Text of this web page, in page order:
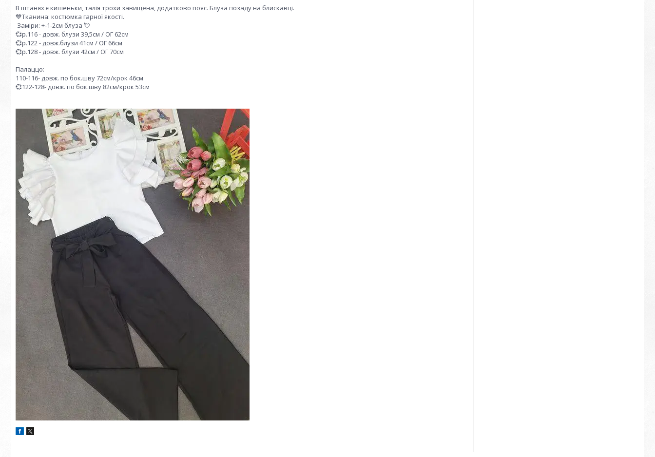
В штанях є кишеньки, талія трохи завищена, додатково пояс. Блуза позаду на блискавці.
💙Тканина: костюмка гарної якості.
Заміри: +-1-2см блуза 💘
💞р.116 - довж. блузи 39,5см / ОГ 62см
💞р.122 - довж.блузи 41см / ОГ 66см
💞р.128 - довж. блузи 42см / ОГ 70см
Палаццо:
110-116- довж. по бок.шву 72см/крок 46см
💞122-128- довж. по бок.шву 82см/крок 53см